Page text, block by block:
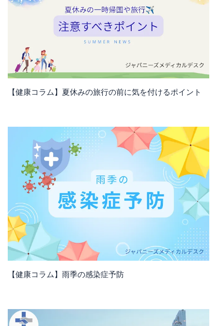
【健康コラム】夏休みの旅行の前に気を付けるポイント
【健康コラム】雨季の感染症予防